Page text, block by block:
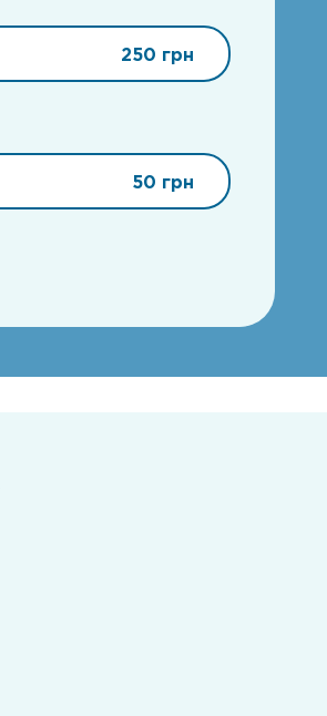
250 грн
50 грн